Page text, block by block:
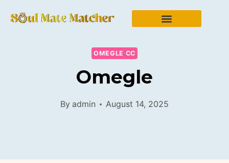
OMEGLE CC
Omegle
By admin August 14, 2025